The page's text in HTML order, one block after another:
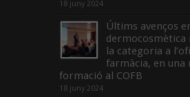
18 juny 2024
Últims avenços
dermocosmètica
la categoria a
farmàcia, en una
formació al COFB
18 juny 2024